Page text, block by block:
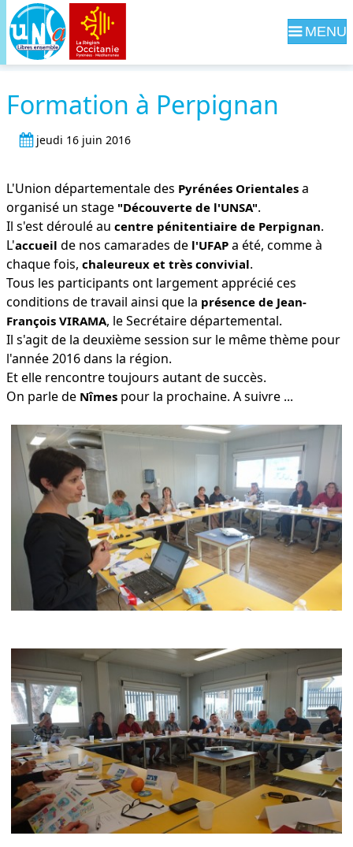
Formation à Perpignan
jeudi 16 juin 2016
L'Union départementale des Pyrénées Orientales a
organisé un stage "Découverte de l'UNSA".
Il s'est déroulé au centre pénitentiaire de Perpignan.
L'accueil de nos camarades de l'UFAP a été, comme à
chaque fois, chaleureux et très convivial.
Tous les participants ont largement apprécié ces
conditions de travail ainsi que la présence de Jean-
François VIRAMA, le Secrétaire départemental.
Il s'agit de la deuxième session sur le même thème pour
l'année 2016 dans la région.
Et elle rencontre toujours autant de succès.
On parle de Nîmes pour la prochaine. A suivre ...